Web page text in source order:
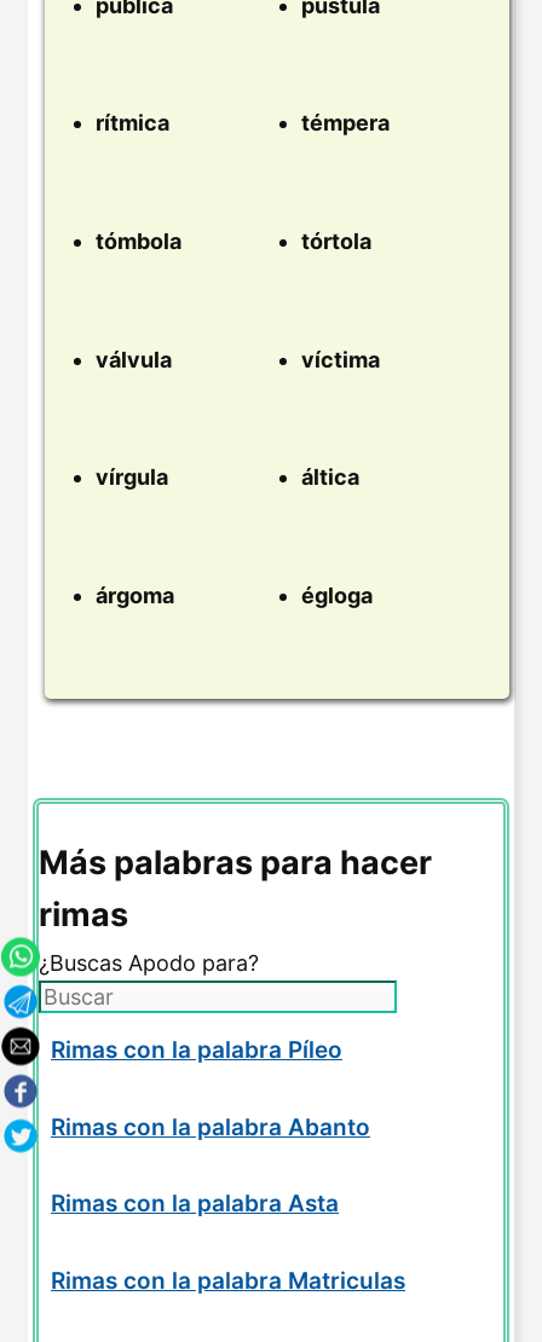
pública pústula
rítmica témpera
tómbola tórtola
válvula víctima
vírgula áltica
árgoma égloga
Más palabras para hacer
rimas
¿Buscas Apodo para?
Rimas con la palabra Píleo
Rimas con la palabra Abanto
Rimas con la palabra Asta
Rimas con la palabra Matriculas